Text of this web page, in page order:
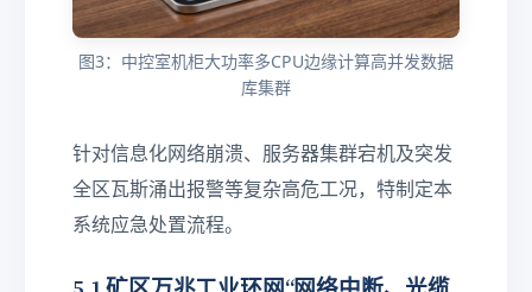
图3：中控室机柜大功率多CPU边缘计算高并发数据
库集群
针对信息化网络崩溃、服务器集群宕机及突发
全区瓦斯涌出报警等复杂高危工况，特制定本
系统应急处置流程。